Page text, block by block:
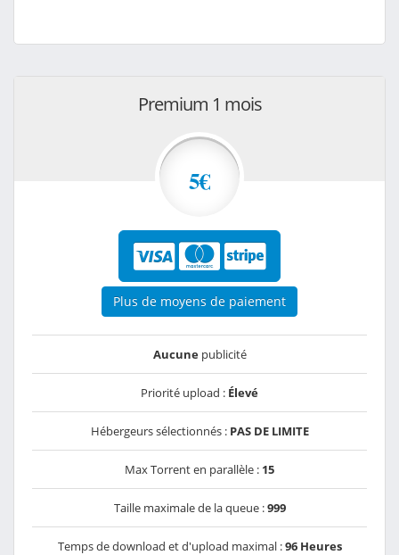
Premium 1 mois
5€
Plus de moyens de paiement
Aucunepublicité
Priorité upload : Élevé
Hébergeurs sélectionnés : PAS DE LIMITE
Max Torrent en parallèle : 15
Taille maximale de la queue :999
Temps de download et d'upload maximal :96 Heures